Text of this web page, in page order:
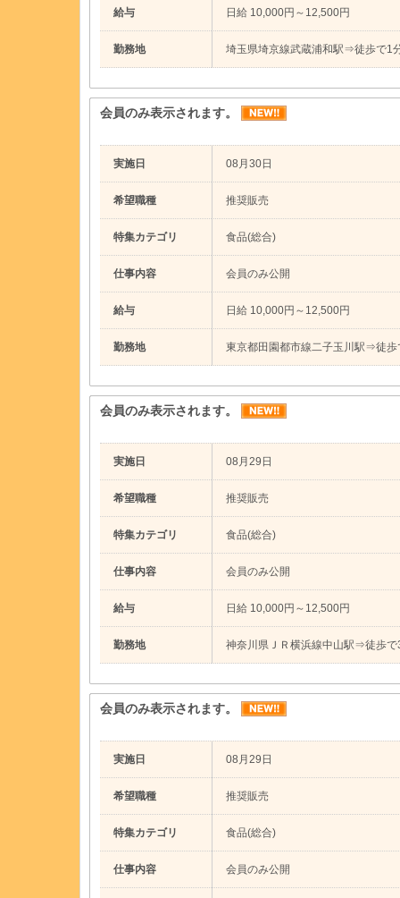
給与 日給 10,000円～12,500円
勤務地 埼玉県埼京線武蔵浦和駅⇒徒歩で1
会員のみ表示されます。
実施日 08月30日
希望職種 推奨販売
特集カテゴリ 食品(総合)
仕事内容 会員のみ公開
給与 日給 10,000円～12,500円
勤務地 東京都田園都市線二子玉川駅⇒徒歩
会員のみ表示されます。
実施日 08月29日
希望職種 推奨販売
特集カテゴリ 食品(総合)
仕事内容 会員のみ公開
給与 日給 10,000円～12,500円
勤務地 神奈川県ＪＲ横浜線中山駅⇒徒歩で
会員のみ表示されます。
実施日 08月29日
希望職種 推奨販売
特集カテゴリ 食品(総合)
仕事内容 会員のみ公開